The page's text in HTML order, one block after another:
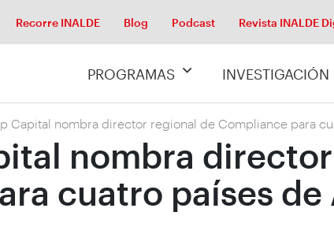
Recorre INALDE Blog Podcast Revista INALDE
PROGRAMAS INVESTIGACIÓN
Capital nombra director regional de Compliance para
nombra
cuatro países